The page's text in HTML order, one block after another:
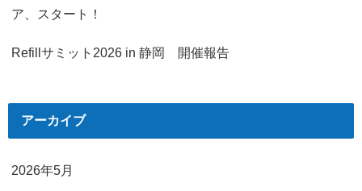
ア、スタート！
Refillサミット2026 in 静岡 開催報告
アーカイブ
2026年5月